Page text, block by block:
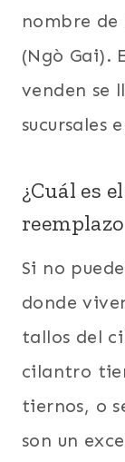
nombre
(Ngò Gai).
venden se
sucursales
¿Cuál es
Si no
donde
tallos del
cilantro
tiernos, o
son un